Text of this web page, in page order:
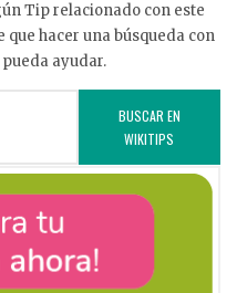
Tip relacionado con este
hacer una búsqueda con
ayudar.
BUSCAR EN
WIKITIPS